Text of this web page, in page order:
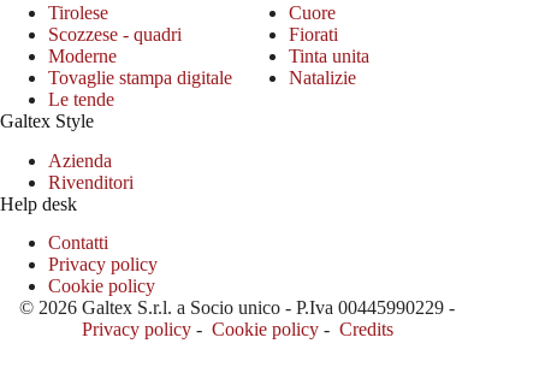
Tirolese
Cuore
Scozzese - quadri
Fiorati
Moderne
Tinta unita
Tovaglie stampa digitale
Natalizie
Le tende
Galtex Style
Azienda
Rivenditori
Help desk
Contatti
Privacy policy
Cookie policy
© 2026 Galtex S.r.l. a Socio unico - P.Iva 00445990229 -
Privacy policy- Cookie policy- Credits